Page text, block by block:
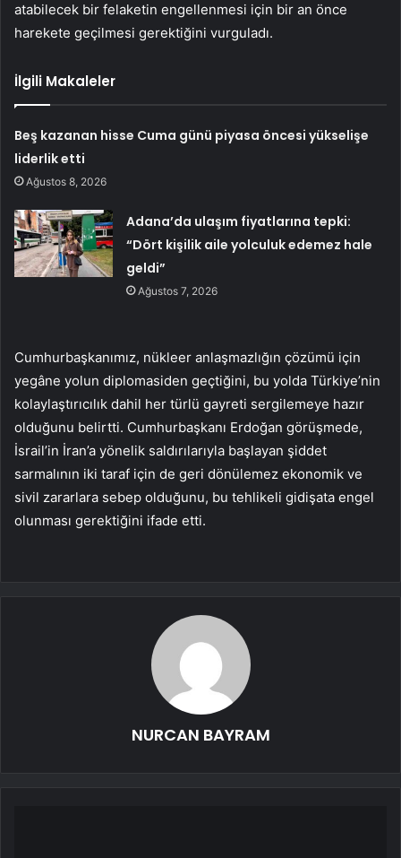
atabilecek bir felaketin engellenmesi için bir an önce
harekete geçilmesi gerektiğini vurguladı.
İlgili Makaleler
Beş kazanan hisse Cuma günü piyasa öncesi yükselişe
liderlik etti
Ağustos 8, 2026
Adana’da ulaşım fiyatlarına tepki:
“Dört kişilik aile yolculuk edemez hale
geldi”
Ağustos 7, 2026
Cumhurbaşkanımız, nükleer anlaşmazlığın çözümü için
yegâne yolun diplomasiden geçtiğini, bu yolda Türkiye’nin
kolaylaştırıcılık dahil her türlü gayreti sergilemeye hazır
olduğunu belirtti. Cumhurbaşkanı Erdoğan görüşmede,
İsrail’in İran’a yönelik saldırılarıyla başlayan şiddet
sarmalının iki taraf için de geri dönülemez ekonomik ve
sivil zararlara sebep olduğunu, bu tehlikeli gidişata engel
olunması gerektiğini ifade etti.
NURCAN BAYRAM